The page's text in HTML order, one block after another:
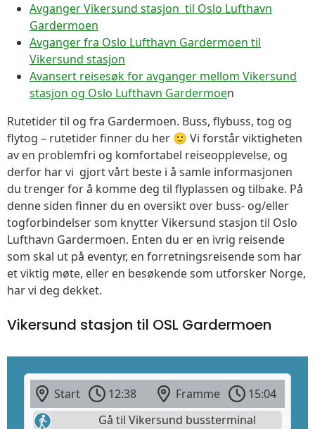
Avganger Vikersund stasjon til Oslo Lufthavn
Gardermoen
Avganger fra Oslo Lufthavn Gardermoen til
Vikersund stasjon
Avansert reisesøk for avganger mellom Vikersund
stasjon og Oslo Lufthavn Gardermoen
Rutetider til og fra Gardermoen. Buss, flybuss, tog og
flytog – rutetider finner du her 🙂 Vi forstår viktigheten
av en problemfri og komfortabel reiseopplevelse, og
derfor har vi gjort vårt beste i å samle informasjonen
du trenger for å komme deg til flyplassen og tilbake. På
denne siden finner du en oversikt over buss- og/eller
togforbindelser som knytter Vikersund stasjon til Oslo
Lufthavn Gardermoen. Enten du er en ivrig reisende
som skal ut på eventyr, en forretningsreisende som har
et viktig møte, eller en besøkende som utforsker Norge,
har vi deg dekket.
Vikersund stasjon til OSL Gardermoen
Start 12:38 Framme
15:04
Gå til Vikersund bussterminal